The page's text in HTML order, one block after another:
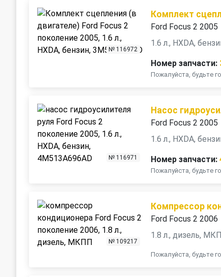
№ 116972
Комплект
Ford Focus 2 2005
1.6 л., HXDA,
Номер запчасти:
Пожалуйста, будьте
№ 116971
Насос
Ford Focus 2 2005
1.6 л., HXDA,
Номер запчасти:
Пожалуйста, будьте
№ 109217
Компрессор
Ford Focus 2 2006
1.8 л., дизель,
Пожалуйста, будьте